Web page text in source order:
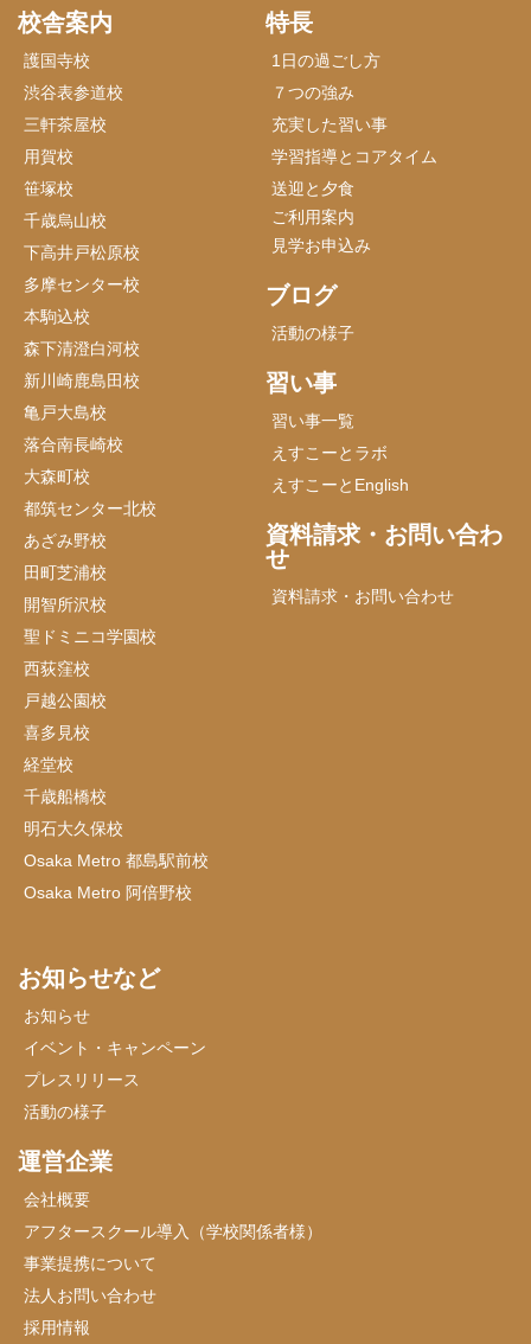
校舎案内
護国寺校
渋谷表参道校
三軒茶屋校
用賀校
笹塚校
千歳烏山校
下高井戸松原校
多摩センター校
本駒込校
森下清澄白河校
新川崎鹿島田校
亀戸大島校
落合南長崎校
大森町校
都筑センター北校
あざみ野校
田町芝浦校
開智所沢校
聖ドミニコ学園校
西荻窪校
戸越公園校
喜多見校
経堂校
千歳船橋校
明石大久保校
Osaka Metro 都島駅前校
Osaka Metro 阿倍野校
特長
1日の過ごし方
７つの強み
充実した習い事
学習指導とコアタイム
送迎と夕食
ご利用案内
見学お申込み
ブログ
活動の様子
習い事
習い事一覧
えすこーとラボ
えすこーとEnglish
資料請求・お問い合わ
せ
資料請求・お問い合わせ
お知らせなど
お知らせ
イベント・キャンペーン
プレスリリース
活動の様子
運営企業
会社概要
アフタースクール導入（学校関係者様）
事業提携について
法人お問い合わせ
採用情報